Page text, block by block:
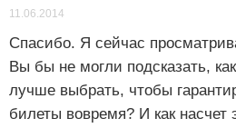
11.06.2014
Спасибо. Я сейчас
Вы бы не могли подсказать,
лучше выбрать, чтобы
билеты вовремя? И как насчет